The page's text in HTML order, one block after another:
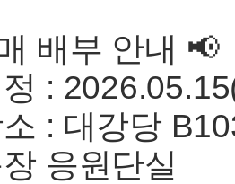
배부 안내 📢
:
: 대강당
응원단실